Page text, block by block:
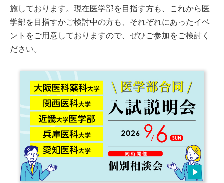
施しております。現在医学部を目指す方も、これから医
学部を目指すかご検討中の方も、それぞれにあったイベ
ントをご用意しておりますので、ぜひご参加をご検討く
ださい。